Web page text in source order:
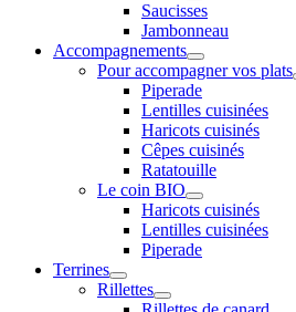
Saucisses
Jambonneau
Accompagnements
Pour accompagner vos plats
Piperade
Lentilles cuisinées
Haricots cuisinés
Cêpes cuisinés
Ratatouille
Le coin BIO
Haricots cuisinés
Lentilles cuisinées
Piperade
Terrines
Rillettes